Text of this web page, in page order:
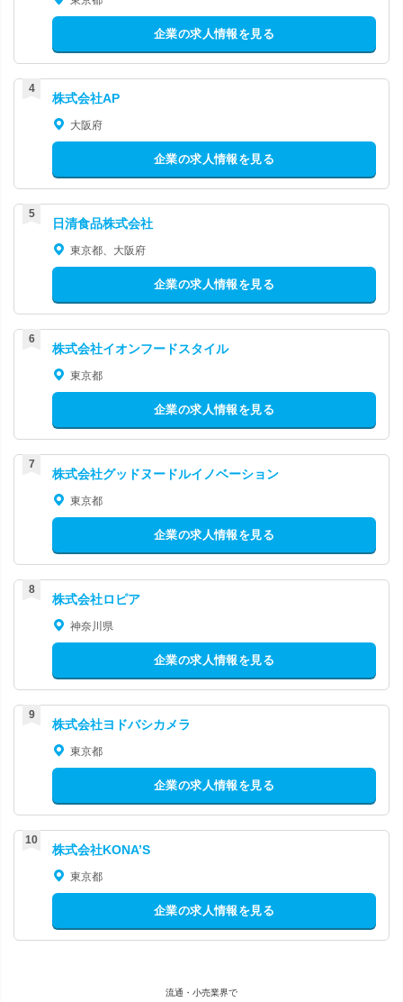
企業の求人情報を見る
株式会社AP
大阪府
企業の求人情報を見る
日清食品株式会社
東京都、大阪府
企業の求人情報を見る
株式会社イオンフードスタイル
東京都
企業の求人情報を見る
株式会社グッドヌードルイノベーション
東京都
企業の求人情報を見る
株式会社ロピア
神奈川県
企業の求人情報を見る
株式会社ヨドバシカメラ
東京都
企業の求人情報を見る
株式会社KONA’S
東京都
企業の求人情報を見る
流通・小売業界で